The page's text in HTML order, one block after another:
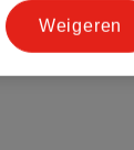
Weigeren